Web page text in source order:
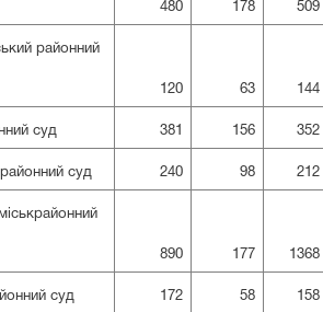
480 178 509
районний
120 63 144
суд 381 156 352
суд 240 98 212
890 177 1368
суд 172 58 158